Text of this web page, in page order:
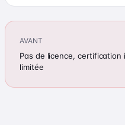
AVANT
Pas de licence,
limitée